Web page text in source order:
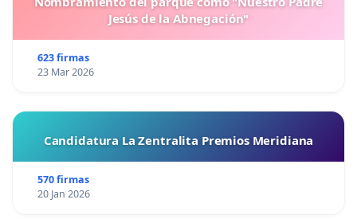
Jesús de la Abnegación"
623 firmas
23 Mar 2026
Candidatura La Zentralita Premios Meridiana
570 firmas
20 Jan 2026